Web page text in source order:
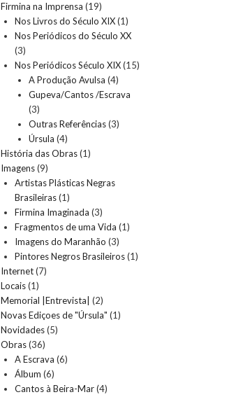
Firmina na Imprensa (19)
Nos Livros do Século XIX(1)
Nos Periódicos do Século XX
(3)
Nos Periódicos Século XIX(15)
A Produção Avulsa (4)
Gupeva/Cantos /Escrava
(3)
Outras Referências(3)
Úrsula (4)
História das Obras(1)
Imagens(9)
Artistas Plásticas Negras
Brasileiras(1)
Firmina Imaginada (3)
Fragmentos de uma Vida (1)
Imagens do Maranhão (3)
Pintores Negros Brasileiros(1)
Internet(7)
Locais(1)
Memorial |Entrevista| (2)
Novas Ediçoes de "Úrsula" (1)
Novidades(5)
Obras(36)
A Escrava (6)
Álbum (6)
Cantos à Beira-Mar(4)